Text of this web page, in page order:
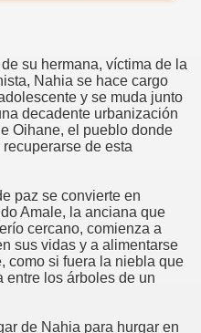
su hermana, víctima de la
Nahia se hace cargo
y se muda junto
decadente urbanización
Oihane, el pueblo donde
de esta
paz se convierte en
Amale, la anciana que
cercano, comienza a
sus vidas y a alimentarse
como si fuera la niebla que
entre los árboles de un
de Nahia para hurgar en